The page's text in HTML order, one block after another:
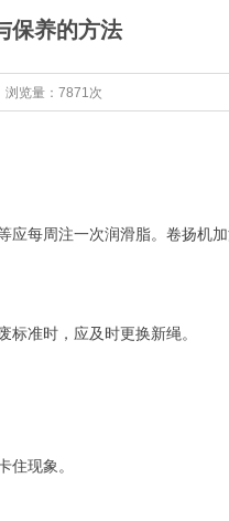
保养的方法
览量：7871次
每周注一次润滑脂。卷扬机加
准时，应及时更换新绳。
现象。